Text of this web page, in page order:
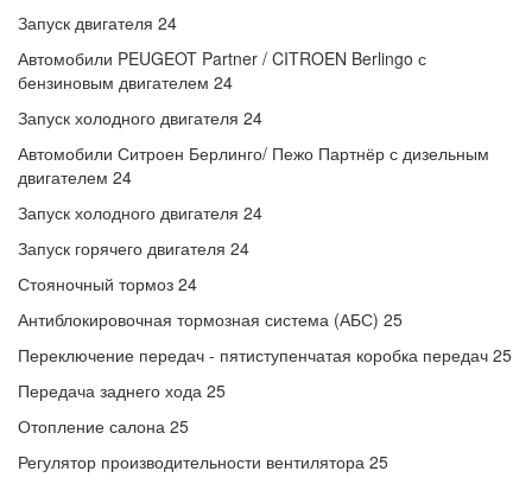
Запуск двигателя 24
Автомобили PEUGEOT Partner / CITROEN Berlingo с
бензиновым двигателем 24
Запуск холодного двигателя 24
Автомобили Ситроен Берлинго/ Пежо Партнёр с дизельным
двигателем 24
Запуск холодного двигателя 24
Запуск горячего двигателя 24
Стояночный тормоз 24
Антиблокировочная тормозная система (АБС) 25
Переключение передач - пятиступенчатая коробка передач 25
Передача заднего хода 25
Отопление салона 25
Регулятор производительности вентилятора 25